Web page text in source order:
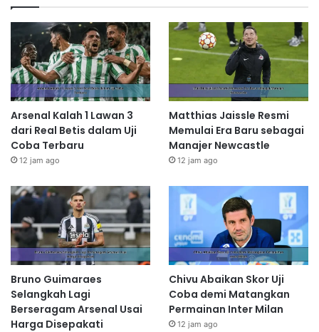
Arsenal Kalah 1 Lawan 3
dari Real Betis dalam Uji
Coba Terbaru
12 jam ago
Matthias Jaissle Resmi
Memulai Era Baru sebagai
Manajer Newcastle
12 jam ago
Bruno Guimaraes
Selangkah Lagi
Berseragam Arsenal Usai
Harga Disepakati
Chivu Abaikan Skor Uji
Coba demi Matangkan
Permainan Inter Milan
12 jam ago